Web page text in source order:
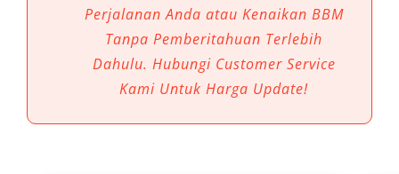
Rental mobil di Jakarta juga memberikan
fleksibilitas dalam memilih paket sewa, baik
harian, mingguan, hingga bulanan, sehingga
Anda tidak perlu repot memikirkan
keterbatasan kendaraan umum atau biaya
Perjalanan Anda atau Kenaikan BBM
Tanpa Pemberitahuan Terlebih
Dahulu. Hubungi Customer Service
Kami Untuk Harga Update!